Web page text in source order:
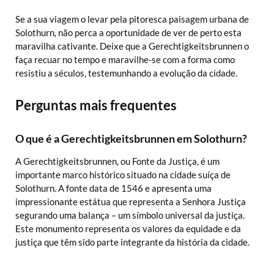
Se a sua viagem o levar pela pitoresca paisagem urbana de
Solothurn, não perca a oportunidade de ver de perto esta
maravilha cativante. Deixe que a Gerechtigkeitsbrunnen o
faça recuar no tempo e maravilhe-se com a forma como
resistiu a séculos, testemunhando a evolução da cidade.
Perguntas mais frequentes
O que é a Gerechtigkeitsbrunnen em Solothurn?
A Gerechtigkeitsbrunnen, ou Fonte da Justiça, é um
importante marco histórico situado na cidade suíça de
Solothurn. A fonte data de 1546 e apresenta uma
impressionante estátua que representa a Senhora Justiça
segurando uma balança – um símbolo universal da justiça.
Este monumento representa os valores da equidade e da
justiça que têm sido parte integrante da história da cidade.